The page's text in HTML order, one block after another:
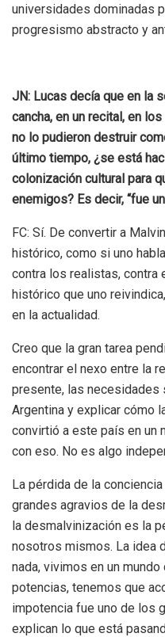
universidades dominadas
progresismo abstracto y
JN: Lucas decía que en la
cancha, en un recital, en
no lo pudieron destruir
último tiempo, ¿se está
colonización cultural para
enemigos? Es decir, “fue
FC: Sí. De convertir a
histórico, como si uno
contra los realistas, contra
histórico que uno
en la actualidad.
Creo que la gran tarea
encontrar el nexo entre la
presente, las necesidades
Argentina y explicar cómo
convirtió a este país en un
con eso. No es algo
La pérdida de la
grandes agravios de la
la desmalvinización es la
nosotros mismos. La idea
nada, vivimos en un
potencias, tenemos que
impotencia fue uno de los
explican lo que está